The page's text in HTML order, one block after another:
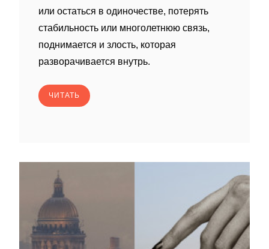
или остаться в одиночестве, потерять
стабильность или многолетнюю связь,
поднимается и злость, которая
разворачивается внутрь.
ЧИТАТЬ